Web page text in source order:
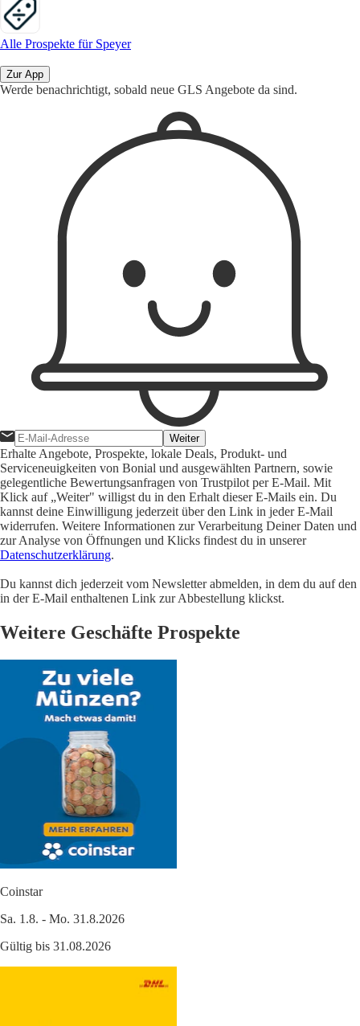
Alle Prospekte für Speyer
Zur App
Werde benachrichtigt, sobald neue GLS Angebote da sind.
Weiter
Erhalte Angebote, Prospekte, lokale Deals, Produkt- und
Serviceneuigkeiten von Bonial und ausgewählten Partnern, sowie
gelegentliche Bewertungsanfragen von Trustpilot per E-Mail. Mit
Klick auf „Weiter" willigst du in den Erhalt dieser E-Mails ein. Du
kannst deine Einwilligung jederzeit über den Link in jeder E-Mail
widerrufen. Weitere Informationen zur Verarbeitung Deiner Daten und
zur Analyse von Öffnungen und Klicks findest du in unserer
Datenschutzerklärung.
Du kannst dich jederzeit vom Newsletter abmelden, in dem du auf den
in der E-Mail enthaltenen Link zur Abbestellung klickst.
Weitere Geschäfte Prospekte
Coinstar
Sa. 1.8. - Mo. 31.8.2026
Gültig bis 31.08.2026